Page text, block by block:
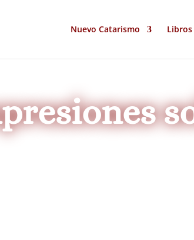
Nuevo Catarismo Libros